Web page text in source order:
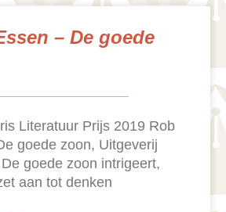
– De goede
Literatuur Prijs 2019 Rob
goede zoon, Uitgeverij
goede zoon intrigeert,
aan tot denken